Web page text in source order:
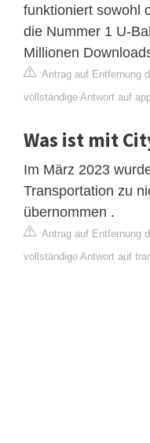
funktioniert sowohl
die Nummer 1 U-
Millionen
Antrag auf Entfernung
vollständige Antwort auf
Was ist mit
Im März 2023
Transportation zu
übernommen .
Antrag auf Entfernung
vollständige Antwort auf